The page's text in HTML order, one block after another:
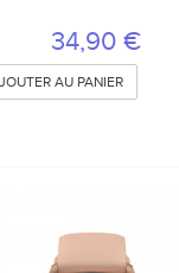
34,90 €
AU PANIER